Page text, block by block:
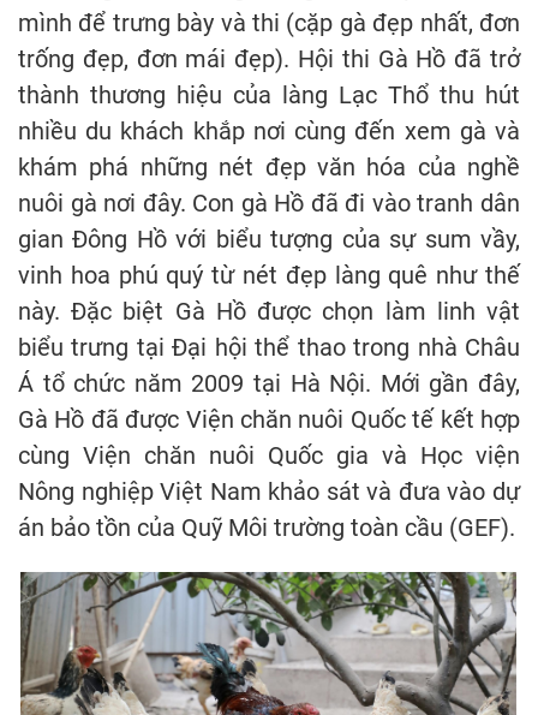
mình để trưng bày và thi (cặp gà đẹp nhất, đơn
trống đẹp, đơn mái đẹp). Hội thi Gà Hồ đã trở
thành thương hiệu của làng Lạc Thổ thu hút
nhiều du khách khắp nơi cùng đến xem gà và
khám phá những nét đẹp văn hóa của nghề
nuôi gà nơi đây. Con gà Hồ đã đi vào tranh dân
gian Đông Hồ với biểu tượng của sự sum vầy,
vinh hoa phú quý từ nét đẹp làng quê như thế
này. Đặc biệt Gà Hồ được chọn làm linh vật
biểu trưng tại Đại hội thể thao trong nhà Châu
Á tổ chức năm 2009 tại Hà Nội. Mới gần đây,
Gà Hồ đã được Viện chăn nuôi Quốc tế kết hợp
cùng Viện chăn nuôi Quốc gia và Học viện
Nông nghiệp Việt Nam khảo sát và đưa vào dự
án bảo tồn của Quỹ Môi trường toàn cầu (GEF).